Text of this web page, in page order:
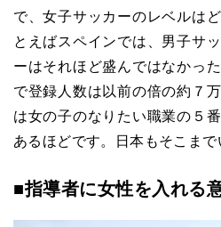
で、女子サッカーのレベルは
とえばスペインでは、男子サ
ーはそれほど盛んではなかっ
で登録人数は以前の倍の約７
は女の子のなりたい職業の５
あるほどです。日本もそこまで
■指導者に女性を入れる